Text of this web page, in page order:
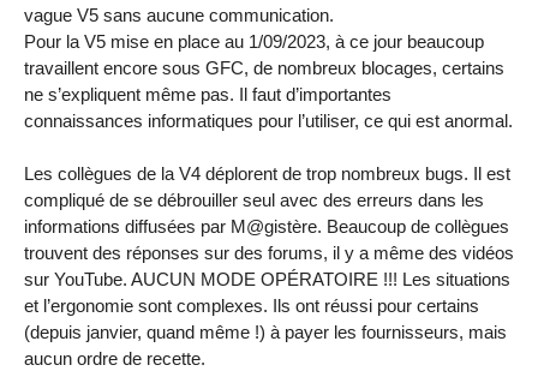
vague V5 sans aucune communication.
Pour la V5 mise en place au 1/09/2023, à ce jour beaucoup
travaillent encore sous GFC, de nombreux blocages, certains
ne s’expliquent même pas. Il faut d’importantes
connaissances informatiques pour l’utiliser, ce qui est anormal.
Les collègues de la V4 déplorent de trop nombreux bugs. Il est
compliqué de se débrouiller seul avec des erreurs dans les
informations diffusées par M@gistère. Beaucoup de collègues
trouvent des réponses sur des forums, il y a même des vidéos
sur YouTube. AUCUN MODE OPÉRATOIRE !!! Les situations
et l’ergonomie sont complexes. Ils ont réussi pour certains
(depuis janvier, quand même !) à payer les fournisseurs, mais
aucun ordre de recette.